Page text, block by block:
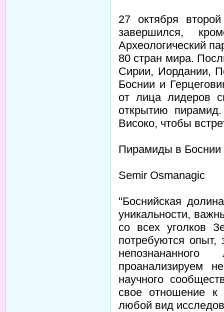
27 октября
завершился,
Археологический
80 стран мира.
Сирии, Иордании,
Боснии и
от лица лидеров
открытию
Високо, чтобы
Пирамиды в Боснии
Semir Osmanagic
"Боснийская
уникальности,
со всех уголков
потребуются опыт,
проанализируем
научного
свое отношение к
любой вид